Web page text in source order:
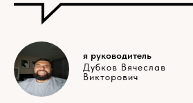
я руководитель
Дубков Вячеслав
Викторович